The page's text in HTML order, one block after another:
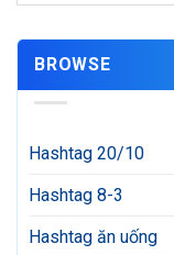
BROWSE
Hashtag 20/10
Hashtag 8-3
Hashtag ăn uống